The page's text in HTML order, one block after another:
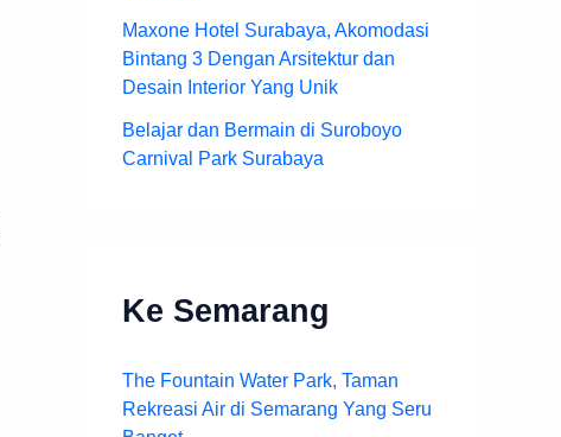
Maxone Hotel Surabaya, Akomodasi
Bintang 3 Dengan Arsitektur dan
Desain Interior Yang Unik
Belajar dan Bermain di Suroboyo
Carnival Park Surabaya
Ke Semarang
The Fountain Water Park, Taman
Rekreasi Air di Semarang Yang Seru